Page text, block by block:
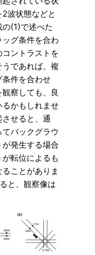
波状態などと
(1)で述べた
グ条件を合わ
ントラストを
であれば、複
件を合わせ
察しても、良
かもしれませ
せると、通
バックグラウ
発生する場合
転位によるも
ことがありま
と、観察像は